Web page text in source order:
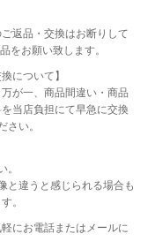
返品・交換はお断りして
をお願い致します。
について】
が一、商品間違い・商品
当店負担にて早急に交換
さい。
。
と違うと感じられる場合も
。
にお電話またはメールに